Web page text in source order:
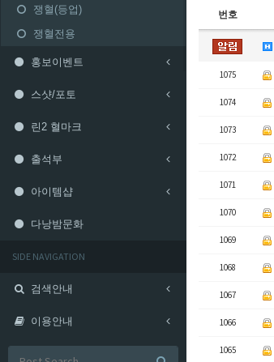
쟁혈(등업)
쟁혈전용
홍보이벤트
스샷/포토
린2 혈마크
출석부
아이템샵
다낭밤문화
SIDE NAVIGATION
검색안내
이용안내
번호
1075
1074
1073
1072
1071
1070
1069
1068
1067
1066
1065